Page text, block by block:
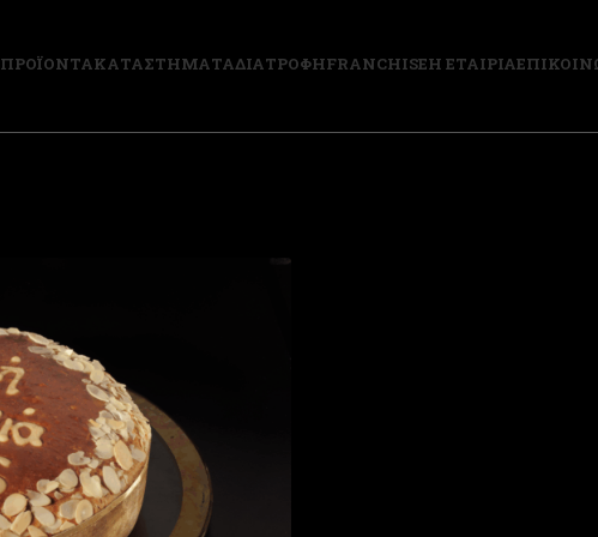
ΠΡΟΪΟΝΤΑΚΑΤΑΣΤΗΜΑΤΑΔΙΑΤΡΟΦΗFRANCHISEΗ ΕΤΑΙΡΙΑ